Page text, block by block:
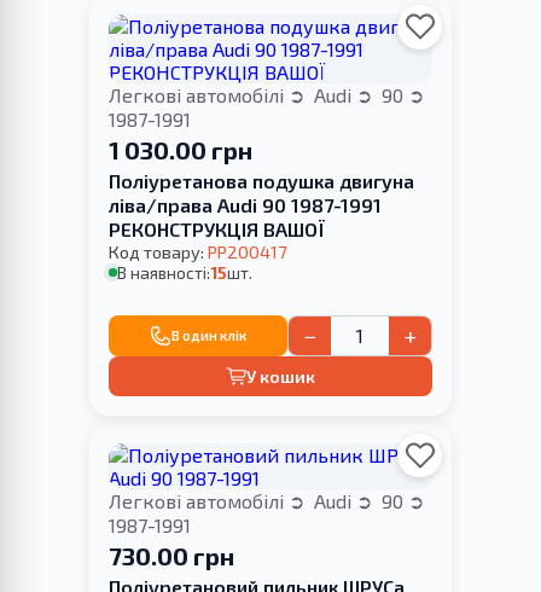
Легкові автомобілі Audi
90
1987-1991
1 030.00 грн
Поліуретанова подушка двигуна
ліва/права Audi 90 1987-1991
РЕКОНСТРУКЦІЯ ВАШОЇ
Код товару: PP200417
В наявності:15шт.
В один клік − +
У кошик
Легкові автомобілі Audi
90
1987-1991
730.00 грн
Поліуретановий пильник ШРУСа